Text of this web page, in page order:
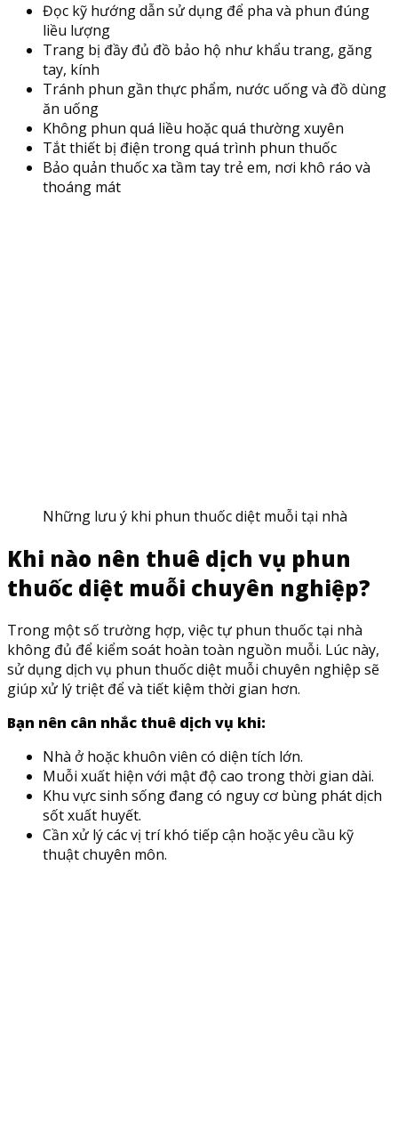
Đọc kỹ hướng dẫn sử dụng để pha và phun đúng
liều lượng
Trang bị đầy đủ đồ bảo hộ như khẩu trang, găng
tay, kính
Tránh phun gần thực phẩm, nước uống và đồ dùng
ăn uống
Không phun quá liều hoặc quá thường xuyên
Tắt thiết bị điện trong quá trình phun thuốc
Bảo quản thuốc xa tầm tay trẻ em, nơi khô ráo và
thoáng mát
Những lưu ý khi phun thuốc diệt muỗi tại nhà
Khi nào nên thuê dịch vụ phun
thuốc diệt muỗi chuyên nghiệp?
Trong một số trường hợp, việc tự phun thuốc tại nhà
không đủ để kiểm soát hoàn toàn nguồn muỗi. Lúc này,
sử dụng dịch vụ phun thuốc diệt muỗi chuyên nghiệp sẽ
giúp xử lý triệt để và tiết kiệm thời gian hơn.
Bạn nên cân nhắc thuê dịch vụ khi:
Nhà ở hoặc khuôn viên có diện tích lớn.
Muỗi xuất hiện với mật độ cao trong thời gian dài.
Khu vực sinh sống đang có nguy cơ bùng phát dịch
sốt xuất huyết.
Cần xử lý các vị trí khó tiếp cận hoặc yêu cầu kỹ
thuật chuyên môn.